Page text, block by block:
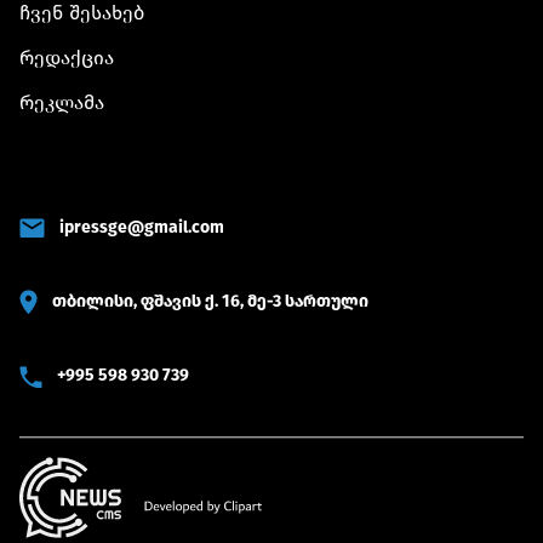
ჩვენ შესახებ
რედაქცია
რეკლამა
ipressge@gmail.com
თბილისი, ფშავის ქ. 16, მე-3 სართული
+995 598 930 739